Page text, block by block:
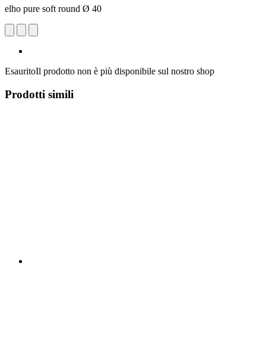
elho pure soft round Ø 40
EsauritoIl prodotto non è più disponibile sul nostro shop
Prodotti simili